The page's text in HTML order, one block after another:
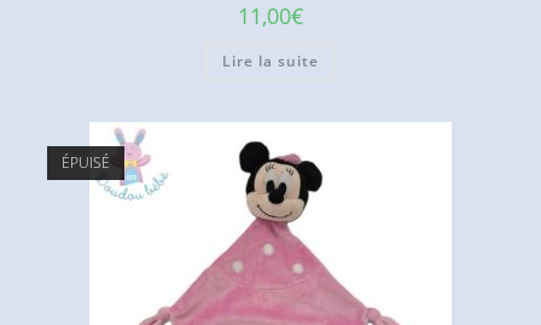
11,00€
Lire la suite
ÉPUISÉ